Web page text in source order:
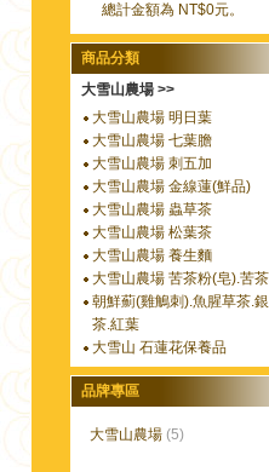
總計金額為 NT$0元。
商品分類
大雪山農場 >>
大雪山農場 明日葉
大雪山農場 七葉膽
大雪山農場 刺五加
大雪山農場 金線蓮(鮮品)
大雪山農場 蟲草茶
大雪山農場 松葉茶
大雪山農場 養生麵
大雪山農場 苦茶粉(皂).苦
朝鮮薊(雞鵤刺).魚腥草茶.
茶.紅葉
大雪山 石蓮花保養品
品牌專區
大雪山農場 (5)